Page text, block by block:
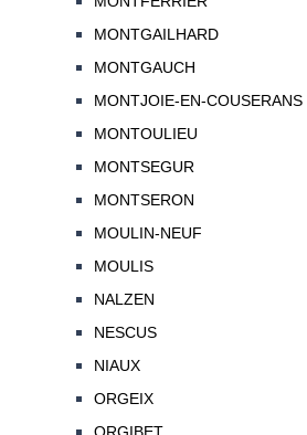
MONTGAILHARD
MONTGAUCH
MONTJOIE-EN-COUSERANS
MONTOULIEU
MONTSEGUR
MONTSERON
MOULIN-NEUF
MOULIS
NALZEN
NESCUS
NIAUX
ORGEIX